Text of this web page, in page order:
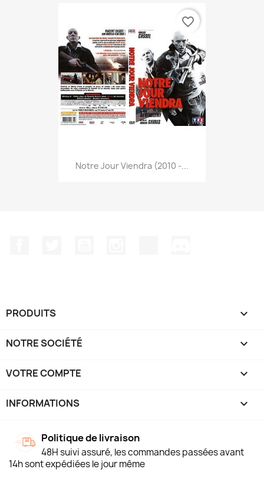
Notre Jour Viendra (2010 -...
favorite_border
PRODUITS 
NOTRE SOCIÉTÉ 
VOTRE COMPTE 
INFORMATIONS keyboard_arrow_down
Politique de livraison
48H suivi assuré, les commandes passées avant
14h sont expédiées le jour même